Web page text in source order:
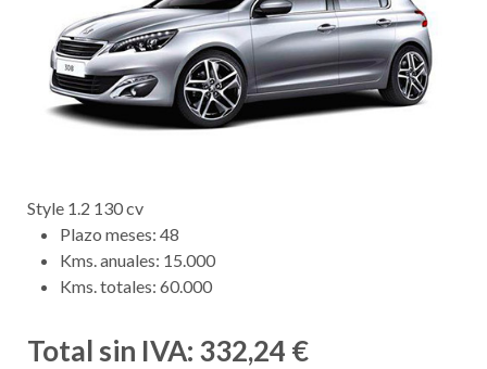
Style 1.2 130 cv
Plazo meses: 48
Kms. anuales: 15.000
Kms. totales: 60.000
Total sin IVA: 332,24 €